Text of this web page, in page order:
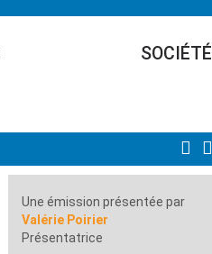
SOCIÉTÉ
Une émission présentée par
Valérie Poirier
Présentatrice